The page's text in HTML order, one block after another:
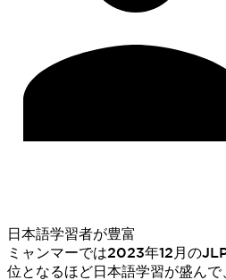
日本語学習者が豊富
ミャンマーでは2023年12月の
位となるほど日本語学習が盛ん